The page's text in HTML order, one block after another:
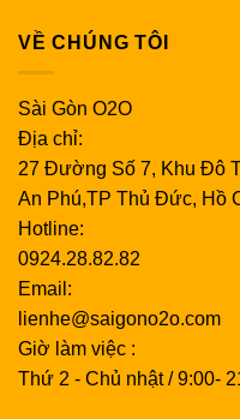
VỀ CHÚNG TÔI
Sài Gòn O2O
Địa chỉ:
27 Đường Số 7, Khu Đô
An Phú,TP Thủ Đức, Hồ
Hotline:
0924.28.82.82
Email:
lienhe@saigono2o.com
Giờ làm việc :
Thứ 2 - Chủ nhật / 9:00-